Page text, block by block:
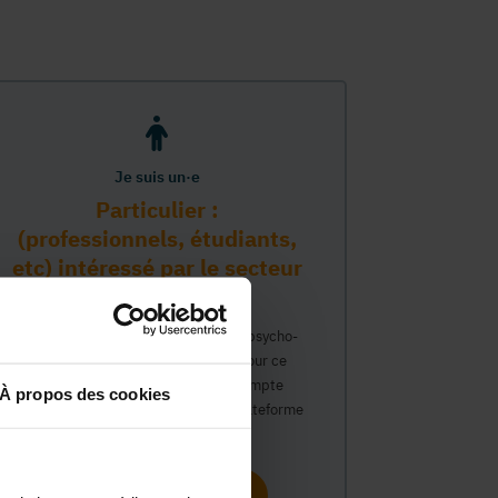
À propos des cookies
Je suis un·e
Particulier :
(professionnels, étudiants,
etc) intéressé par le secteur
PMS
Vous travaillez déjà dans le secteur psycho-
médico-social ou avez un intérêt pour ce
secteur et souhaitez obtenir un compte
personnel pour interagir sur notre plateforme